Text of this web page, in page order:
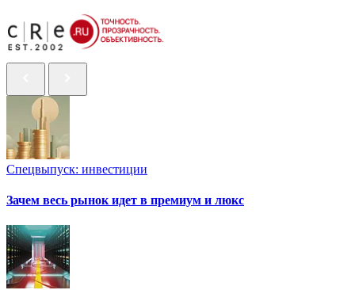
Спецвыпуск: инвестиции
Зачем весь рынок идет в премиум и люкс